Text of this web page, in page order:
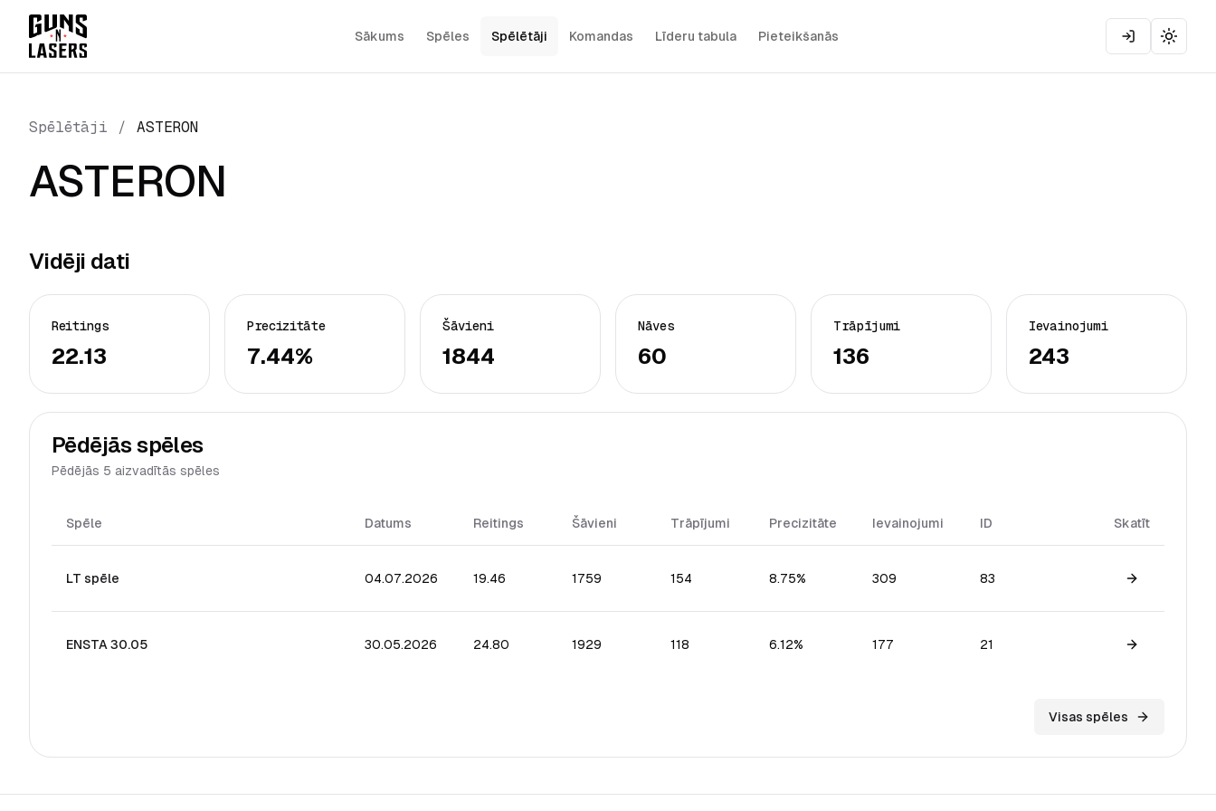
Sākums Spēles Spēlētāji Komandas Līderu tabula Pieteikšanās
Toggle
Spēlētāji / ASTERON
ASTERON
Vidēji dati
Reitings
22.13
Precizitāte
7.44%
Šāvieni
1844
Nāves
60
Trāpījumi
136
Ievainojumi
243
Pēdējās spēles
Pēdējās 5 aizvadītās spēles
Spēle Datums Reitings Šāvieni Trāpījumi Precizitāte Ievainojumi ID Skatīt
LT spēle 04.07.2026 19.46 1759 154 8.75% 309 83
View game
ENSTA 30.05 30.05.2026 24.80 1929 118 6.12% 177 21
View game
Visas spēles